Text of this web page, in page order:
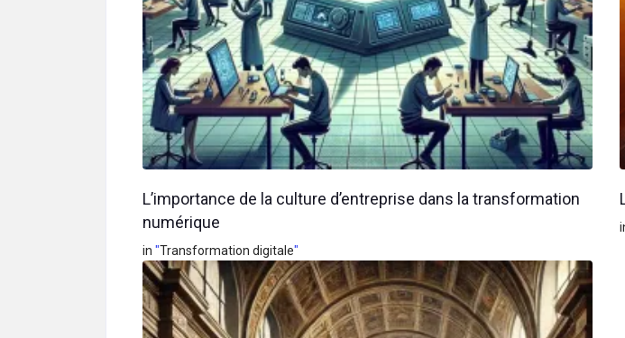
L’importance de la culture d’entreprise dans la transformation
numérique
in "Transformation digitale"